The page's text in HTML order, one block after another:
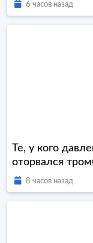
6 часов назад
Те, у кого
оторвался
8 часов назад